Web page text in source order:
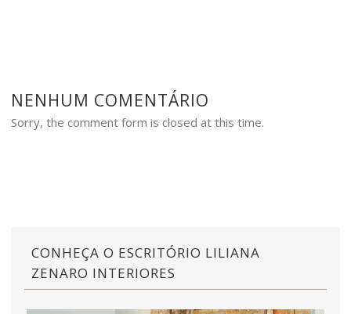
NENHUM COMENTÁRIO
Sorry, the comment form is closed at this time.
CONHEÇA O ESCRITÓRIO LILIANA
ZENARO INTERIORES